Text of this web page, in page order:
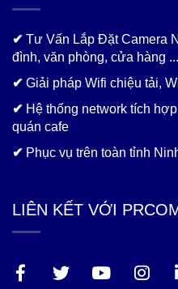
✔ Tư Vấn Lắp Đặt Camera
đình, văn phòng, cửa hàng ...
✔ Giải pháp Wifi chiệu tải,
✔ Hệ thống network tích
quán cafe
✔ Phục vụ trên toàn tỉnh
LIÊN KẾT VỚI